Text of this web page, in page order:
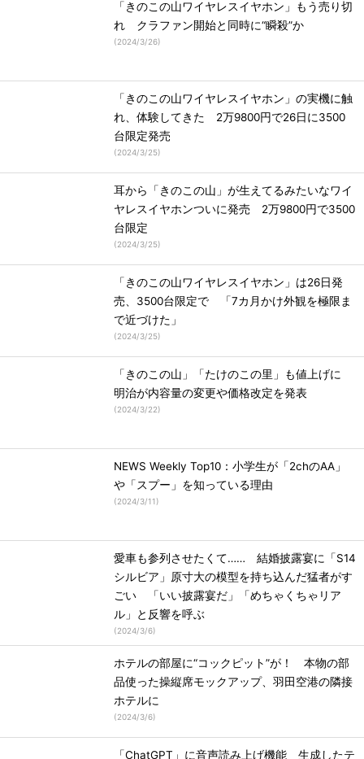
「きのこの山ワイヤレスイヤホン」もう売り切
れ クラファン開始と同時に“瞬殺”か
(2024/3/26)
「きのこの山ワイヤレスイヤホン」の実機に触
れ、体験してきた 2万9800円で26日に3500
台限定発売
(2024/3/25)
耳から「きのこの山」が生えてるみたいなワイ
ヤレスイヤホンついに発売 2万9800円で3500
台限定
(2024/3/25)
「きのこの山ワイヤレスイヤホン」は26日発
売、3500台限定で 「7カ月かけ外観を極限ま
で近づけた」
(2024/3/25)
「きのこの山」「たけのこの里」も値上げに
明治が内容量の変更や価格改定を発表
(2024/3/22)
NEWS Weekly Top10：小学生が「2chのAA」
や「スプー」を知っている理由
(2024/3/11)
愛車も参列させたくて…… 結婚披露宴に「S14
シルビア」原寸大の模型を持ち込んだ猛者がす
ごい 「いい披露宴だ」「めちゃくちゃリア
ル」と反響を呼ぶ
(2024/3/6)
ホテルの部屋に“コックピット”が！ 本物の部
品使った操縦席モックアップ、羽田空港の隣接
ホテルに
(2024/3/6)
「ChatGPT」に音声読み上げ機能 生成したテ